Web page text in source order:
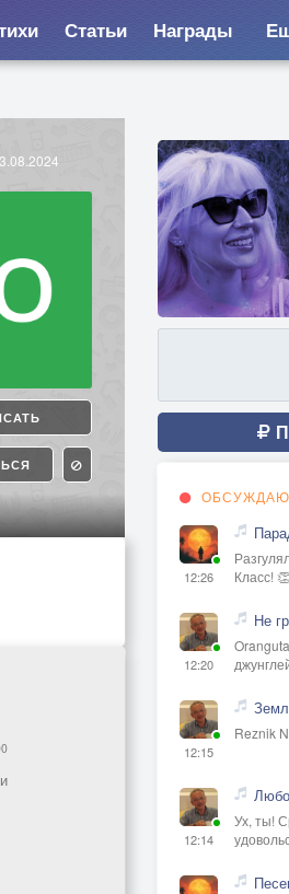
Статьи Награды
12:26
Класс!
12:20
Не
12:15
Reznik
12:14
Ух, ты!